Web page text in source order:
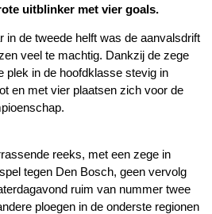
uitblinker met vier goals.
in de tweede helft was de aanvalsdrift
veel te machtig. Dankzij de zege
plek in de hoofdklasse stevig in
en met vier plaatsen zich voor de
reeks, met een zege in
tegen Den Bosch, geen vervolg
ruim van nummer twee
ploegen in de onderste regionen